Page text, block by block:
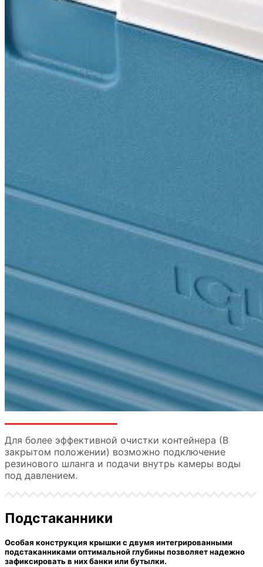
Для более эффективной очистки контейнера (В
закрытом положении) возможно подключение
резинового шланга и подачи внутрь камеры воды
под давлением.
Подстаканники
Особая конструкция крышки с двумя интегрированными
подстаканниками оптимальной глубины позволяет надежно
зафиксировать в них банки или бутылки.